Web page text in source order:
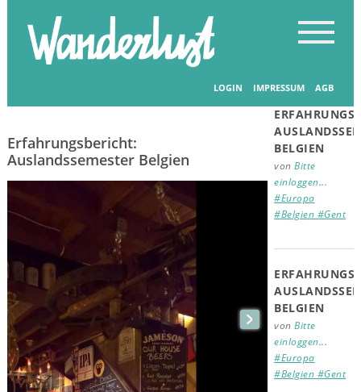
LOGIN IMPRESSUM AGB
Startseite - Erfahrungsberichte Erfahrungsberichte
Erfahrungsbericht:
Auslandssemester Belgien
Beiträge
BELGIEN
vonBitte
einloggen...
#Europa
#Belgien #Gent
BELGIEN
vonBitte
einloggen...
#Europa
#Belgien #Gent